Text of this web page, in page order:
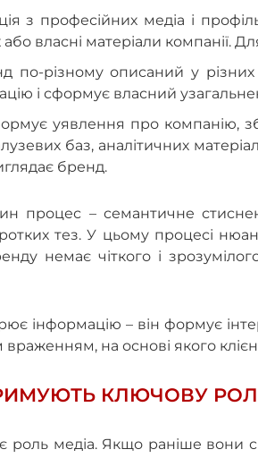
з професійних медіа і
власні матеріали компанії.
по-різному описаний у
і сформує власний
уявлення про компанію,
баз, аналітичних
бренд.
процес – семантичне
тез. У цьому процесі
немає чіткого і
інформацію – він формує
на основі якого
КЛЮЧОВУ
роль медіа. Якщо раніше